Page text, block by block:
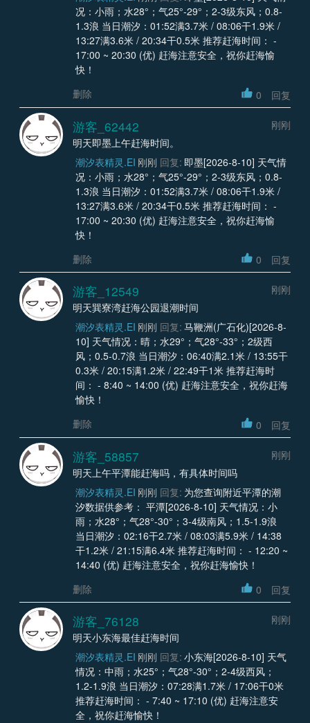
况：小雨；水28°；气25°-29°；2-3级东风；0.8-
1.3浪 当日潮汐：01:52满3.7米 / 08:06干1.9米 /
13:27满3.6米 / 20:34干0.5米 推荐赶海时间： -
17:00 ~ 20:30 (优) 赶海注意安全，祝你赶海愉
快！
删除
0 回复
游客_62442
刚刚
明天即墨上午赶海时间。
潮汐表精灵.EI 刚刚 回复: 即墨[2026-8-10] 天气情
况：小雨；水28°；气25°-29°；2-3级东风；0.8-
1.3浪 当日潮汐：01:52满3.7米 / 08:06干1.9米 /
13:27满3.6米 / 20:34干0.5米 推荐赶海时间： -
17:00 ~ 20:30 (优) 赶海注意安全，祝你赶海愉
快！
删除
0 回复
游客_12549
刚刚
明天巽寮湾赶海公园退潮时间
潮汐表精灵.EI 刚刚 回复: 马鞭洲(广石化)[2026-8-
10] 天气情况：晴；水29°；气28°-33°；2级西
风；0.5-0.7浪 当日潮汐：06:40满2.1米 / 13:55干
0.3米 / 20:15满1.2米 / 22:49干1米 推荐赶海时
间： - 8:40 ~ 14:00 (优) 赶海注意安全，祝你赶海
愉快！
删除
0 回复
游客_58857
刚刚
明天上午平潭能赶海吗，有具体时间吗
潮汐表精灵.EI 刚刚 回复: 为您查询附近平潭的潮
汐数据供参考： 平潭[2026-8-10] 天气情况：小
雨；水28°；气28°-30°；3-4级南风；1.5-1.9浪
当日潮汐：02:16干2.7米 / 08:03满5.9米 / 14:38
干1.2米 / 21:15满6.4米 推荐赶海时间： - 12:20 ~
14:40 (优) 赶海注意安全，祝你赶海愉快！
删除
0 回复
游客_76128
刚刚
明天小东海最佳赶海时间
潮汐表精灵.EI 刚刚 回复: 小东海[2026-8-10] 天气
情况：中雨；水25°；气28°-30°；2-4级西风；
1.2-1.9浪 当日潮汐：07:28满1.7米 / 17:06干0米
推荐赶海时间： - 7:40 ~ 17:10 (优) 赶海注意安
全，祝你赶海愉快！